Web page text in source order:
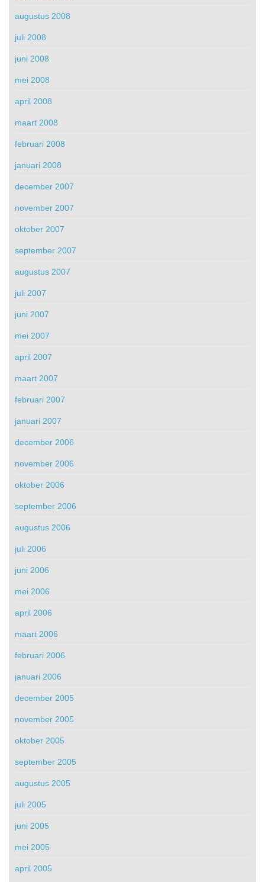
augustus 2008
juli 2008
juni 2008
mei 2008
april 2008
maart 2008
februari 2008
januari 2008
december 2007
november 2007
oktober 2007
september 2007
augustus 2007
juli 2007
juni 2007
mei 2007
april 2007
maart 2007
februari 2007
januari 2007
december 2006
november 2006
oktober 2006
september 2006
augustus 2006
juli 2006
juni 2006
mei 2006
april 2006
maart 2006
februari 2006
januari 2006
december 2005
november 2005
oktober 2005
september 2005
augustus 2005
juli 2005
juni 2005
mei 2005
april 2005